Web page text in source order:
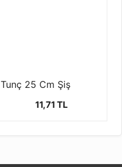
Tunç 25 Cm Şiş
11,71 TL